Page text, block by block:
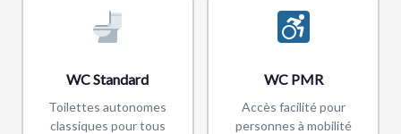
WC Standard
Toilettes autonomes
classiques pour tous
WC PMR
Accès facilité pour
personnes à mobilité